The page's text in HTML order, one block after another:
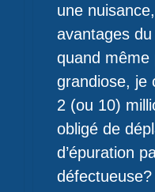
une
avantages du
quand même
grandiose, je
2 (ou 10)
obligé de
d’épuration